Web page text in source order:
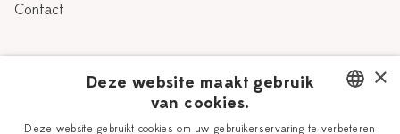
Contact
Delfts Blauw
DUTCH
×
Deze website maakt gebruik
van cookies.
Deze website gebruikt cookies om uw gebruikerservaring te verbeteren